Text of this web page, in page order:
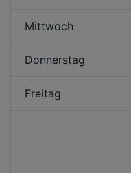
Mittwoch
Donnerstag
Freitag